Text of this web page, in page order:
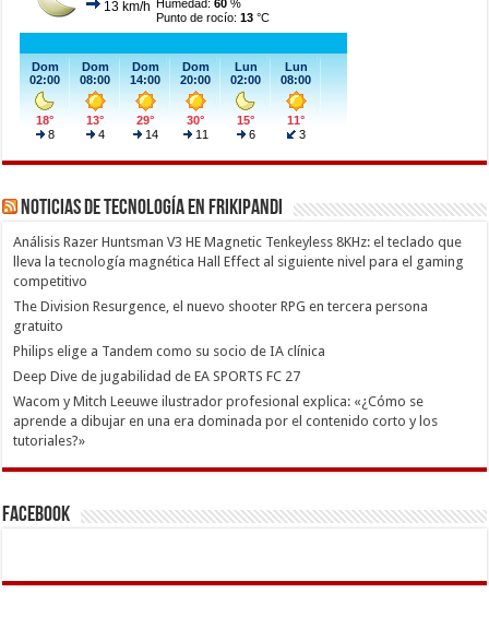
Noticias de Tecnología en Frikipandi
Análisis Razer Huntsman V3 HE Magnetic Tenkeyless 8KHz: el teclado que
lleva la tecnología magnética Hall Effect al siguiente nivel para el gaming
competitivo
The Division Resurgence, el nuevo shooter RPG en tercera persona
gratuito
Philips elige a Tandem como su socio de IA clínica
Deep Dive de jugabilidad de EA SPORTS FC 27
Wacom y Mitch Leeuwe ilustrador profesional explica: «¿Cómo se
aprende a dibujar en una era dominada por el contenido corto y los
tutoriales?»
Facebook